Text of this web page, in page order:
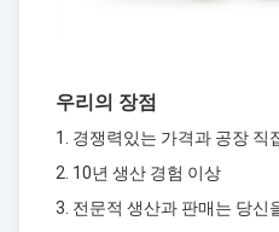
우리의 장점
1. 경쟁력있는 가격과 공장 직
2. 10년 생산 경험 이상
3. 전문적 생산과 판매는 당신